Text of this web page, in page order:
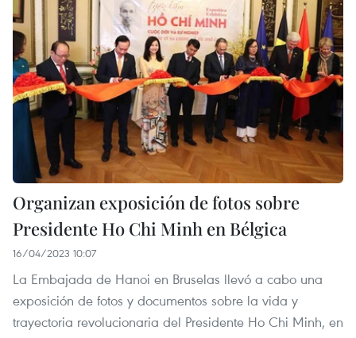
Organizan exposición de fotos sobre
Presidente Ho Chi Minh en Bélgica
16/04/2023 10:07
La Embajada de Hanoi en Bruselas llevó a cabo una
exposición de fotos y documentos sobre la vida y
trayectoria revolucionaria del Presidente Ho Chi Minh, en